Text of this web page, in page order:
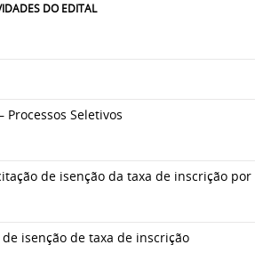
DO EDITAL
Processos Seletivos
de isenção da taxa de inscrição por
isenção de taxa de inscrição